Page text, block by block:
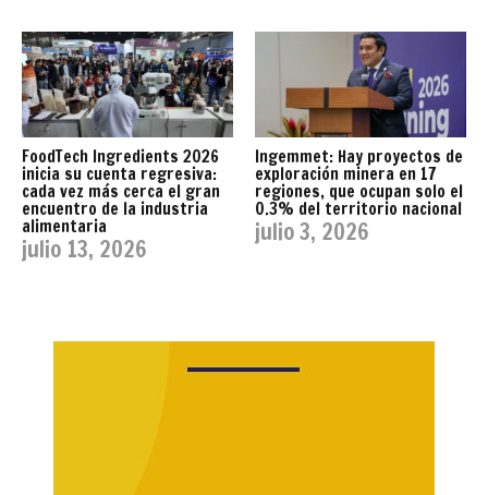
FoodTech Ingredients 2026
inicia su cuenta regresiva:
cada vez más cerca el gran
encuentro de la industria
alimentaria
julio 13, 2026
Ingemmet: Hay proyectos de
exploración minera en 17
regiones, que ocupan solo el
0.3% del territorio nacional
julio 3, 2026